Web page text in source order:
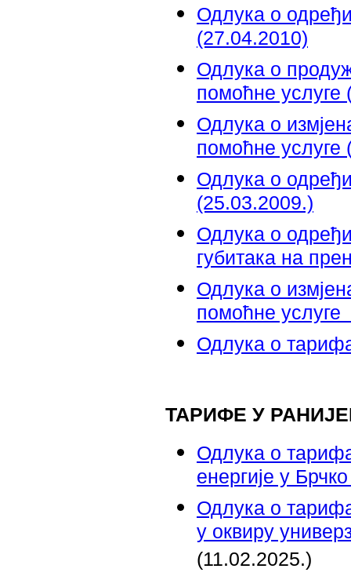
Одлука о
(27.04.2010)
Одлука о
помоћне услуге
Одлука о
помоћне услуге
Одлука о
(25.03.2009.)
Одлука о
губитака на
Одлука о
помоћне
Одлука о
ТАРИФЕ У
Одлука о
енергије у
Одлука о
у оквиру
(11.02.2025.)